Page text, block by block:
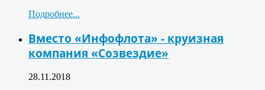
Подробнее...
Вместо «Инфофлота» - круизная
компания «Созвездие»
28.11.2018